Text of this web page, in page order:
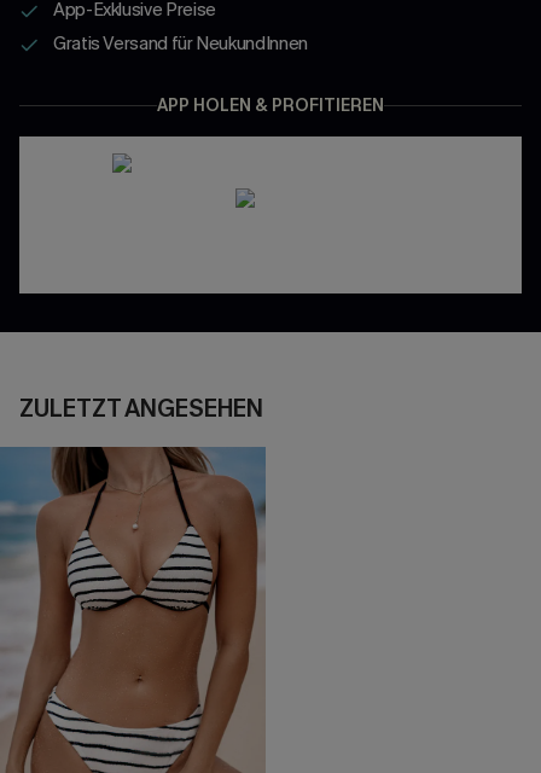
App-Exklusive Preise
Gratis Versand für NeukundInnen
APP HOLEN & PROFITIEREN
ZULETZT ANGESEHEN